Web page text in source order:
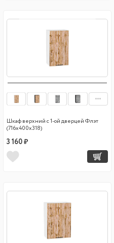
Шкаф верхний с 1-ой дверцей Флэт
(716х400х318)
3 160 ₽